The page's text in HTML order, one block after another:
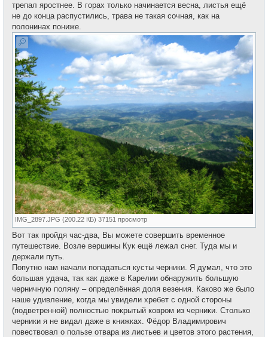
трепал яростнее. В горах только начинается весна, листья ещё
не до конца распустились, трава не такая сочная, как на
полонинах пониже.
IMG_2897.JPG (200.22 КБ) 37151 просмотр
Вот так пройдя час-два, Вы можете совершить временное
путешествие. Возле вершины Кук ещё лежал снег. Туда мы и
держали путь.
Попутно нам начали попадаться кусты черники. Я думал, что это
большая удача, так как даже в Карелии обнаружить большую
черничную поляну – определённая доля везения. Каково же было
наше удивление, когда мы увидели хребет с одной стороны
(подветренной) полностью покрытый ковром из черники. Столько
черники я не видал даже в книжках. Фёдор Владимирович
повествовал о пользе отвара из листьев и цветов этого растения,